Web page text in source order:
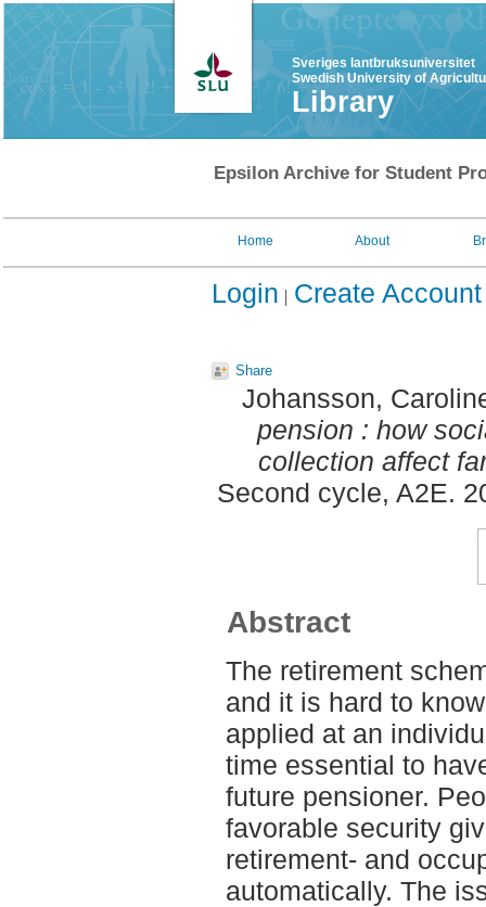
Sveriges lantbruksuniversitet
Swedish University of
Library
Epsilon Archive for Student
Home About
Login Create Account
Share
Johansson,
pension : how
collection affect
Second cycle, A2E.
Abstract
The retirement
and it is hard to
applied at an
time essential to
future pensioner.
favorable security
retirement- and
automatically. The